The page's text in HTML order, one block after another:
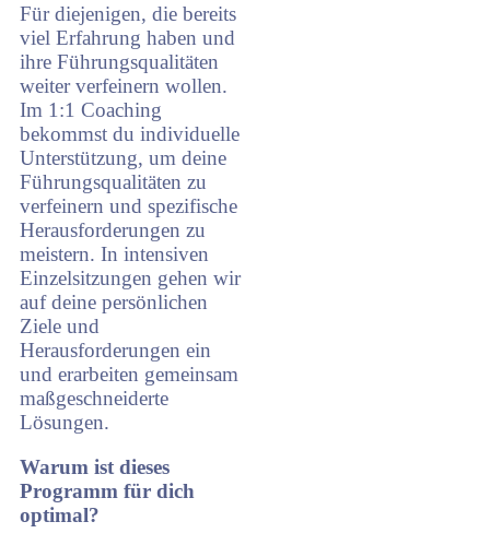
Für diejenigen, die bereits
viel Erfahrung haben und
ihre Führungsqualitäten
weiter verfeinern wollen.
Im 1:1 Coaching
bekommst du individuelle
Unterstützung, um deine
Führungsqualitäten zu
verfeinern und spezifische
Herausforderungen zu
meistern. In intensiven
Einzelsitzungen gehen wir
auf deine persönlichen
Ziele und
Herausforderungen ein
und erarbeiten gemeinsam
maßgeschneiderte
Lösungen.
Warum ist dieses
Programm für dich
optimal?